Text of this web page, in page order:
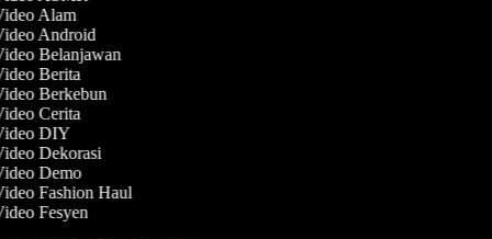
Alam
Android
Belanjawan
Berita
Berkebun
Cerita
DIY
Dekorasi
Demo
Fashion Haul
Fesyen